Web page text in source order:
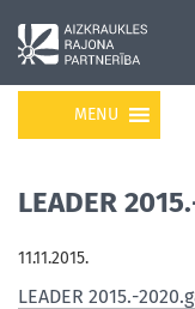
MENU
LEADER
11.11.2015.
LEADER 2015.-